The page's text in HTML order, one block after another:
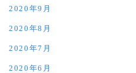
2020年9月
2020年8月
2020年7月
2020年6月